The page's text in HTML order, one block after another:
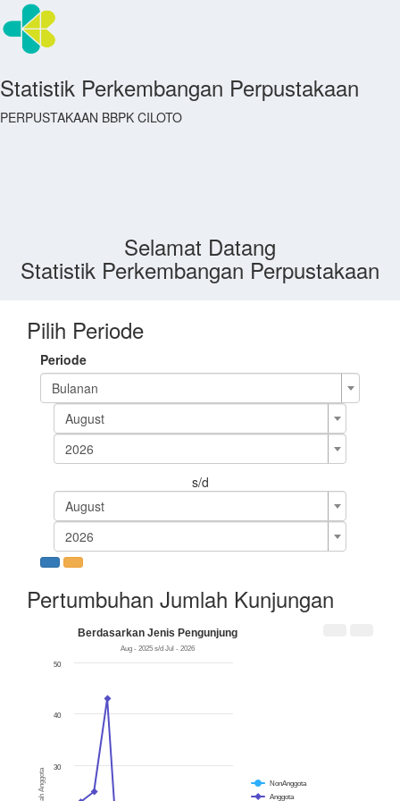
Statistik Perkembangan Perpustakaan
PERPUSTAKAAN BBPK CILOTO
Selamat Datang
Statistik Perkembangan Perpustakaan
Pilih Periode
Periode
Bulanan
August
2026
s/d
August
2026
Pertumbuhan Jumlah Kunjungan
Jumlah Anggota
Berdasarkan Jenis Pengunjung
Aug - 2025 s/d Jul - 2026
NonAnggota
Anggota
30
40
50